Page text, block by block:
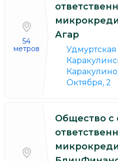
54
метров
Агар
Октября, 2
Общество с